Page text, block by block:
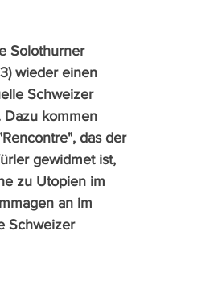
Solothurner
wieder einen
Schweizer
Dazu kommen
das der
gewidmet ist,
zu Utopien im
an im
Schweizer